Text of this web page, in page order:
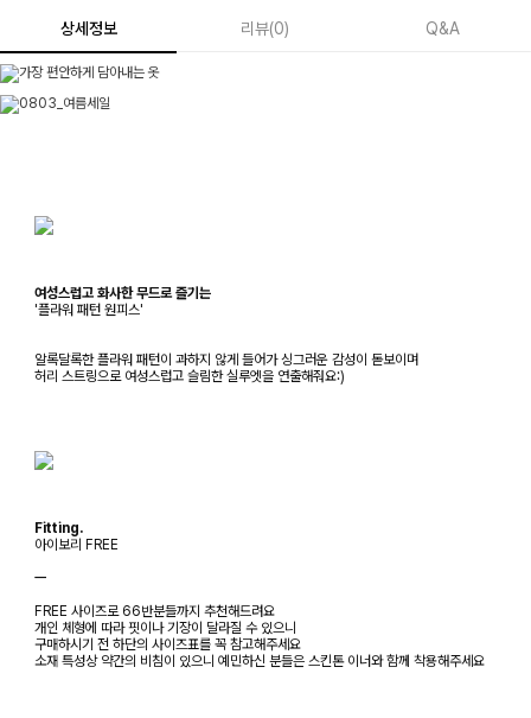
상세정보 리뷰(0) Q&A
여성스럽고 화사한 무드로 즐기는
'플라워 패턴 원피스'
알록달록한 플라워 패턴이 과하지 않게 들어가 싱그러운 감성이 돋보이며
허리 스트링으로 여성스럽고 슬림한 실루엣을 연출해줘요:)
Fitting.
아이보리 FREE
ㅡ
FREE 사이즈로 66반분들까지 추천해드려요
개인 체형에 따라 핏이나 기장이 달라질 수 있으니
구매하시기 전 하단의 사이즈표를 꼭 참고해주세요
소재 특성상 약간의 비침이 있으니 예민하신 분들은 스킨톤 이너와 함께 착용해주세요